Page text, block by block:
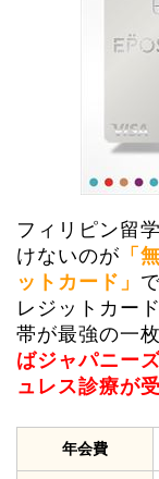
フィリピン留
けないのが 「
ットカード」
レジットカー
帯が最強の一枚
ばジャパニー
ュレス診療が
年会費